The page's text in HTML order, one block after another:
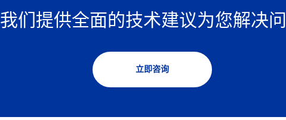
我们提供全面的技术建议为您解决
立即咨询